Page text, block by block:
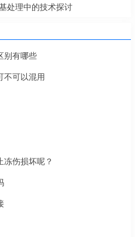
处理中的技术探讨
别有哪些
不可以混用
冻伤损坏呢？